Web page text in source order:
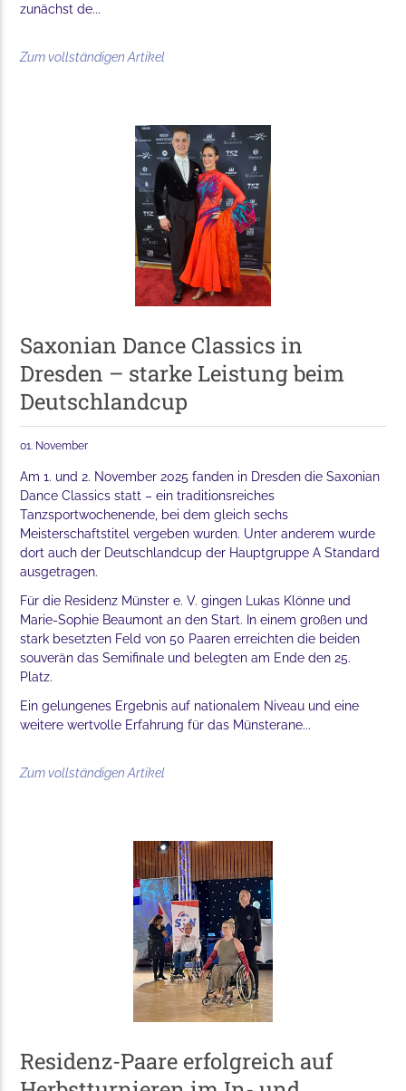
zunächst de...
Zum vollständigen Artikel
Saxonian Dance Classics in
Dresden – starke Leistung beim
Deutschlandcup
01. November
Am 1. und 2. November 2025 fanden in Dresden die Saxonian
Dance Classics statt – ein traditionsreiches
Tanzsportwochenende, bei dem gleich sechs
Meisterschaftstitel vergeben wurden. Unter anderem wurde
dort auch der Deutschlandcup der Hauptgruppe A Standard
ausgetragen.
Für die Residenz Münster e. V. gingen Lukas Klönne und
Marie-Sophie Beaumont an den Start. In einem großen und
stark besetzten Feld von 50 Paaren erreichten die beiden
souverän das Semifinale und belegten am Ende den 25.
Platz.
Ein gelungenes Ergebnis auf nationalem Niveau und eine
weitere wertvolle Erfahrung für das Münsterane...
Zum vollständigen Artikel
Residenz-Paare erfolgreich auf